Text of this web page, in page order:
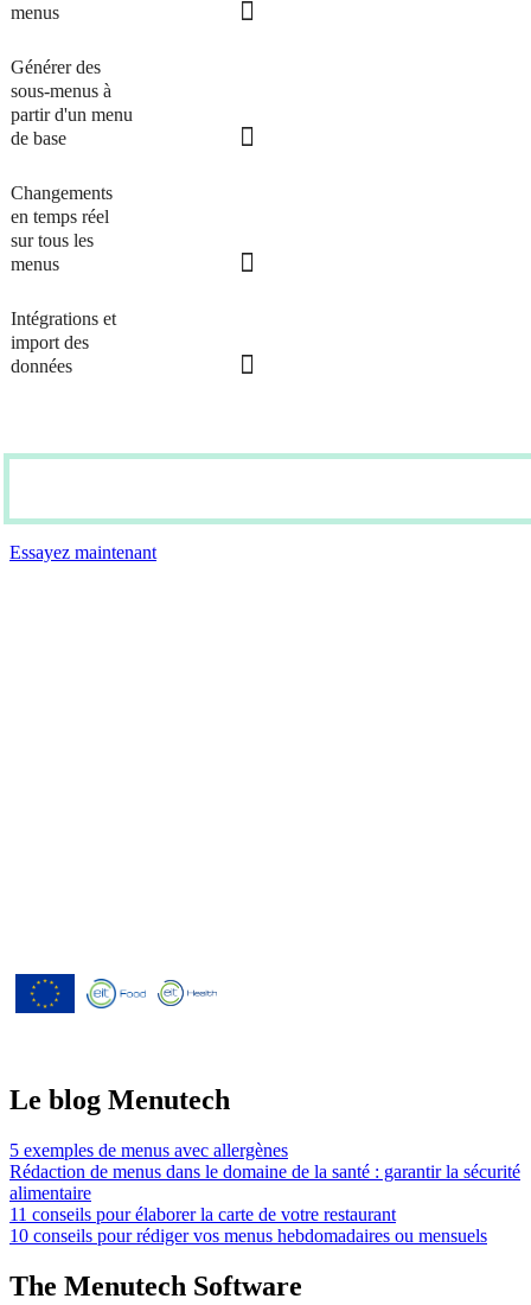
menus
Générer des
sous-menus à
partir d'un menu
de base
Changements
en temps réel
sur tous les
menus
Intégrations et
import des
données
Essayez maintenant
Le blog Menutech
5 exemples de menus avec allergènes
Rédaction de menus dans le domaine de la santé : garantir la sécurité
alimentaire
11 conseils pour élaborer la carte de votre restaurant
10 conseils pour rédiger vos menus hebdomadaires ou mensuels
The Menutech Software